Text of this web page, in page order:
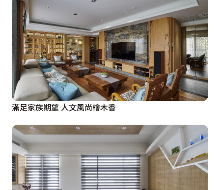
滿足家族期望 人文風尚檜木香